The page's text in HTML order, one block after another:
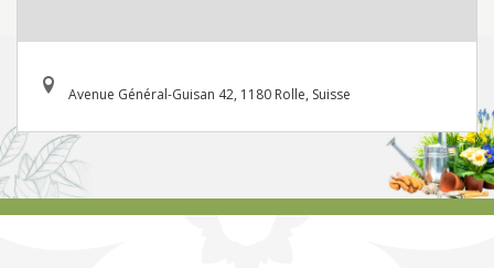
Avenue Général-Guisan 42, 1180 Rolle, Suisse